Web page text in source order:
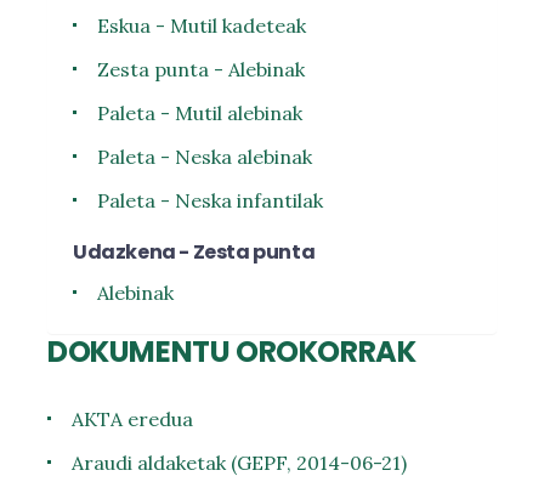
Eskua - Mutil kadeteak
Zesta punta - Alebinak
Paleta - Mutil alebinak
Paleta - Neska alebinak
Paleta - Neska infantilak
Udazkena - Zesta punta
Alebinak
DOKUMENTU OROKORRAK
AKTA eredua
Araudi aldaketak (GEPF, 2014-06-21)